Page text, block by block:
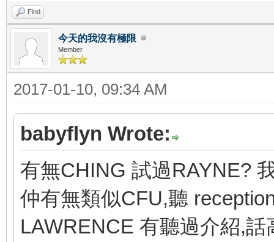
Find
今天的我沒有極限
Member
2017-01-10, 09:34 AM
babyflyn Wrote:
有無CHING 試過RAYNE?
仲有無類似CFU,聽
LAWRENCE 有聽過介紹,